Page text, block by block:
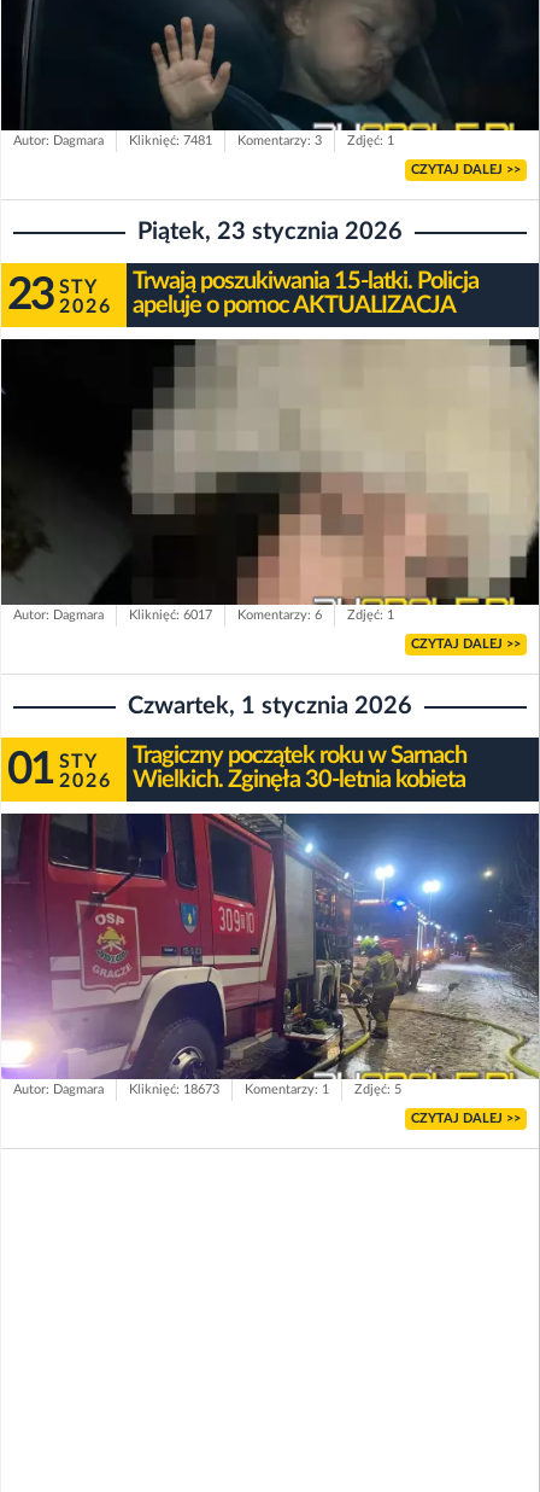
Autor: Dagmara Kliknięć: 7481 Komentarzy: 3 Zdjęć: 1
CZYTAJ DALEJ >>
Piątek, 23 stycznia 2026
23 STY
2026
Trwają poszukiwania 15-latki. Policja
apeluje o pomoc AKTUALIZACJA
Autor: Dagmara Kliknięć: 6017 Komentarzy: 6 Zdjęć: 1
CZYTAJ DALEJ >>
Czwartek, 1 stycznia 2026
01 STY
2026
Tragiczny początek roku w Sarnach
Wielkich. Zginęła 30-letnia kobieta
Autor: Dagmara Kliknięć: 18673 Komentarzy: 1 Zdjęć: 5
CZYTAJ DALEJ >>